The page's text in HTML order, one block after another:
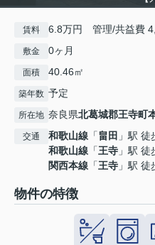
賃料 6.8万円 管理/共益費
敷金 0ヶ月
面積 40.46㎡
築年数 予定
所在地 奈良県北葛城郡王寺町
交通 和歌山線 「畠田 」駅 徒
和歌山線 「王寺 」駅 徒
関西本線 「王寺 」駅 徒
物件の特徴